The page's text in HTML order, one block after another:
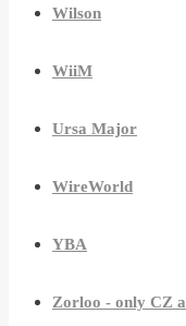
Wilson
WiiM
Ursa Major
WireWorld
YBA
Zorloo - only CZ